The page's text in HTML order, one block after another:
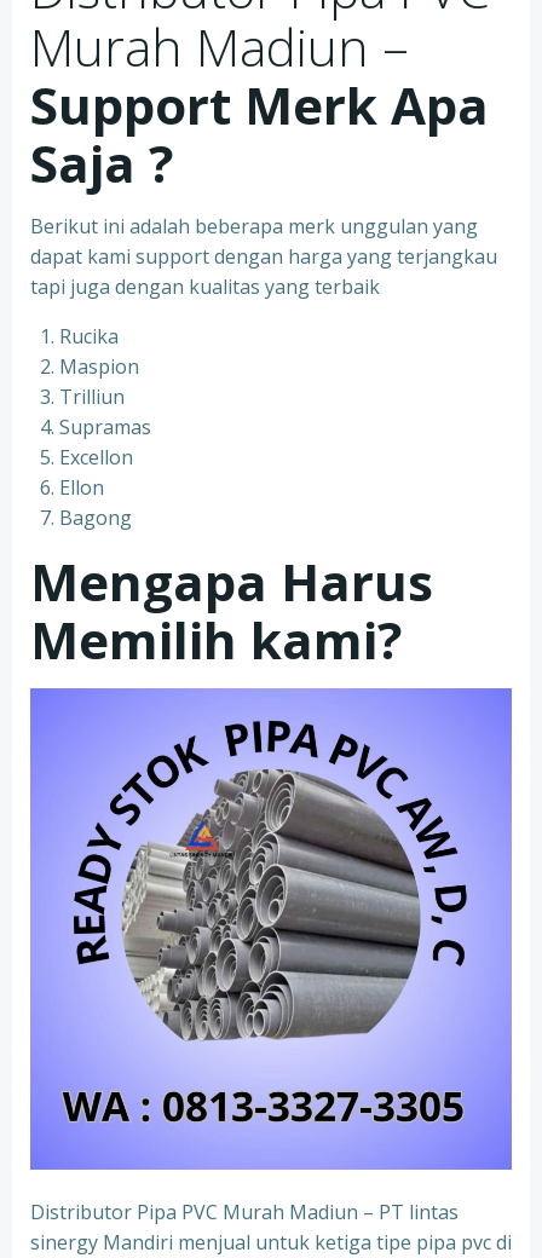
Murah Madiun –
Support Merk Apa
Saja ?
Berikut ini adalah beberapa merk unggulan yang
dapat kami support dengan harga yang terjangkau
tapi juga dengan kualitas yang terbaik
Rucika
Maspion
Trilliun
Supramas
Excellon
Ellon
Bagong
Mengapa Harus
Memilih kami?
Distributor Pipa PVC Murah Madiun – PT lintas
sinergy Mandiri menjual untuk ketiga tipe pipa pvc di